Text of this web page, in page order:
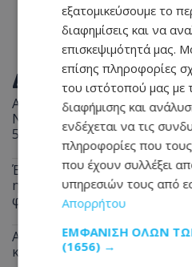
ΔΙΑΒΑΣΤΕ ΕΠΙΣΗΣ
Απόπειρα φόνου: Άγρια
Νοσοκομείο δύο άτομα,
51χρονο
Έφυγε από τη ζωή ο
η κηδεία και η παράκληση της
φωτογραφία του
Αναστάτωση στη Λευκωσία:
και… έφυγε «κυρία» - Δείτε
εξατομικεύσουμε το
διαφημίσεις και να
επισκεψιμότητά μας.
επίσης πληροφορίες
του ιστότοπού μας με
διαφήμισης και
ενδέχεται να τις
πληροφορίες που
που έχουν συλλέξει
υπηρεσιών τους από
Απορρήτου
ΕΜΦΆΝΙΣΗ ΌΛΩΝ
(1656) →